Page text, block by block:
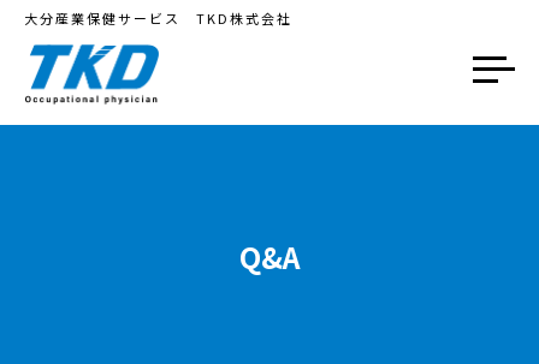
大分産業保健サービス TKD株式会社
Q&A